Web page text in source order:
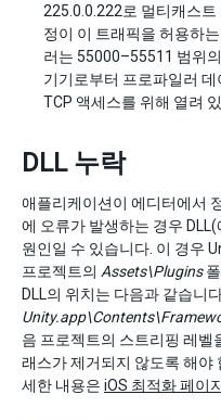
225.0.0.222로 멀티캐스
정이 이 트래픽을 허용하
러는 55000–55511 범위
기기로부터 프로파일러
TCP 액세스를 위해 열려
DLL 누락
애플리케이션이 에디터에서
에 오류가 발생하는 경우
원인일 수 있습니다. 이 경우
프로젝트의 Assets\Plugins폴
DLL의 위치는 다음과 같습니
음 프로젝트의 스트리핑 레벨
래스가 제거되지 않도록 해야
세한 내용은 iOS 최적화 페이